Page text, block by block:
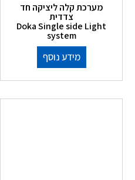
מערכת קלה ליציקה חד
צדדית
Doka Single side Light
system
מידע נוסף